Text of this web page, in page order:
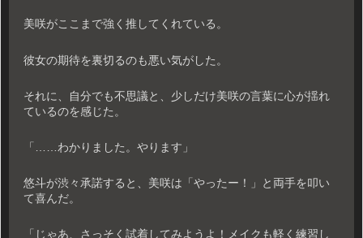
美咲がここまで強く推してくれている。
彼女の期待を裏切るのも悪い気がした。
それに、自分でも不思議と、少しだけ美咲の言葉に心が揺れ
ているのを感じた。
「……わかりました。やります」
悠斗が渋々承諾すると、美咲は「やったー！」と両手を叩い
て喜んだ。
「じゃあ、さっそく試着してみようよ！メイクも軽く練習し